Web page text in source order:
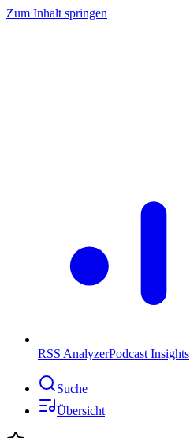
Zum Inhalt springen
RSS AnalyzerPodcast Insights
Suche
Übersicht